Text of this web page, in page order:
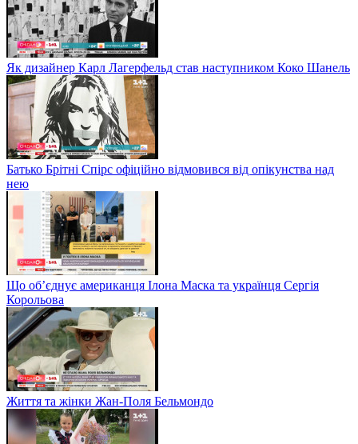
Як дизайнер Карл Лагерфельд став наступником Коко Шанель
Батько Брітні Спірс офіційно відмовився від опікунства над
нею
Що об’єднує американця Ілона Маска та українця Сергія
Корольова
Життя та жінки Жан-Поля Бельмондо